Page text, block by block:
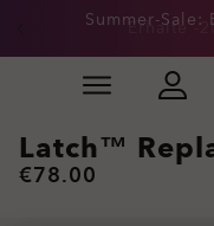
Skip to
Erhalte -
Summer-Sale:
Slide 2 of 3.
Latch™
€78.00